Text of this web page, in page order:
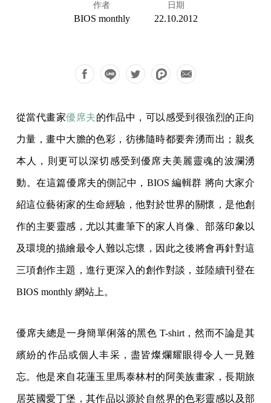
作者
BIOS monthly
日期
22.10.2012
從當代畫家優席夫的作品中，可以感受到很強烈的正向
力量，畫中大膽的色彩，彷彿隨時都要奔湧而出；親炙
本人，則更可以深切感受到優席夫美麗靈魂的波瀾湧
動。在這篇優席夫的側記中，BIOS 編輯群 將向大家介
紹這位藝術家的生命經驗，他對於世界的關懷，是他創
作的主要靈感，尤以其畫筆下的家人肖像、部落印象以
及環境的描繪最令人難以忘懷，因此之後將會再針對這
三項創作主題，進行更深入的創作對談，並陸續刊登在
BIOS monthly 網站上。
優席夫總是一身簡單俐落的黑色 T-shirt，然而不論是其
繽紛的作品或個人丰采，盡皆燦爛耀眼得令人一見難
忘。他是來自花蓮玉里馬泰林村的阿美族畫家，長期旅
居英國愛丁堡，其作品以源於自然界的色彩靈感以及部